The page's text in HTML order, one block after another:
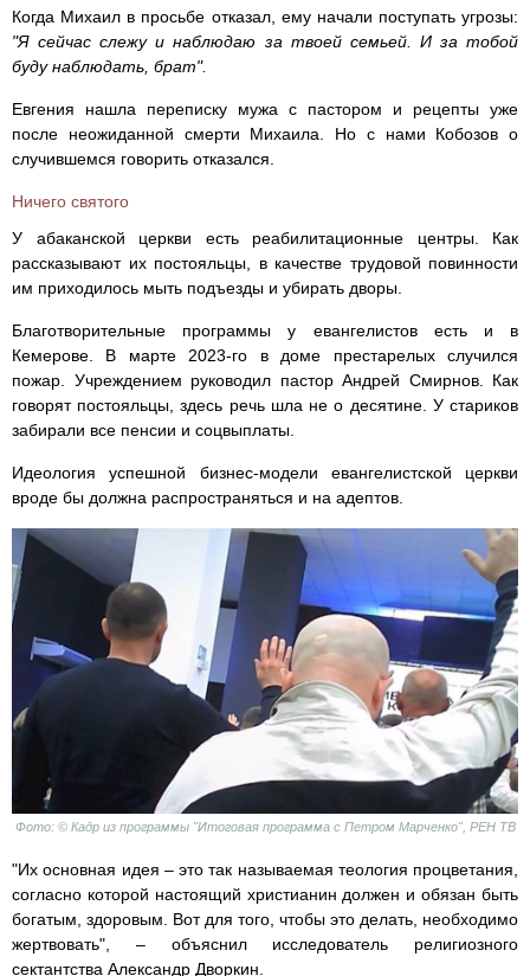
Когда Михаил в просьбе отказал, ему начали поступать угрозы:
"Я сейчас слежу и наблюдаю за твоей семьей. И за тобой
буду наблюдать, брат".
Евгения нашла переписку мужа с пастором и рецепты уже
после неожиданной смерти Михаила. Но с нами Кобозов о
случившемся говорить отказался.
Ничего святого
У абаканской церкви есть реабилитационные центры. Как
рассказывают их постояльцы, в качестве трудовой повинности
им приходилось мыть подъезды и убирать дворы.
Благотворительные программы у евангелистов есть и в
Кемерове. В марте 2023-го в доме престарелых случился
пожар. Учреждением руководил пастор Андрей Смирнов. Как
говорят постояльцы, здесь речь шла не о десятине. У стариков
забирали все пенсии и соцвыплаты.
Идеология успешной бизнес-модели евангелистской церкви
вроде бы должна распространяться и на адептов.
Фото: © Кадр из программы "Итоговая программа с Петром Марченко", РЕН ТВ
"Их основная идея – это так называемая теология процветания,
согласно которой настоящий христианин должен и обязан быть
богатым, здоровым. Вот для того, чтобы это делать, необходимо
жертвовать", – объяснил исследователь религиозного
сектантства Александр Дворкин.